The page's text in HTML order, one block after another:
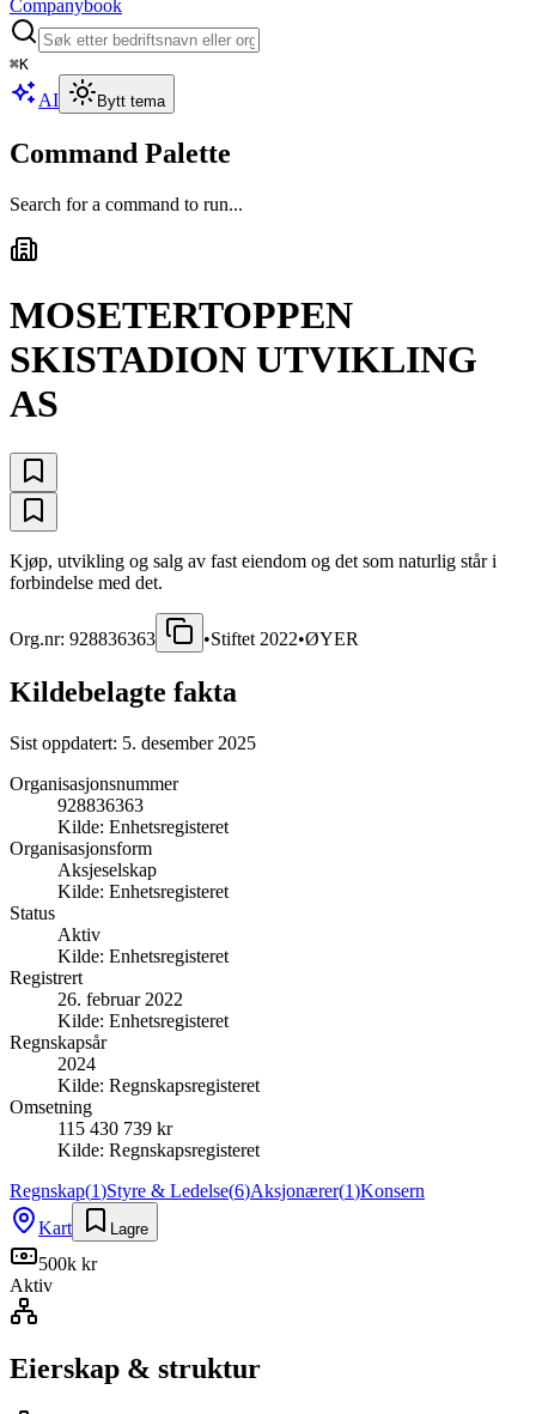
Companybook
⌘K
AI Bytt tema
Command Palette
Search for a command to run...
MOSETERTOPPEN
SKISTADION UTVIKLING
AS
Kjøp, utvikling og salg av fast eiendom og det som naturlig står i
forbindelse med det.
Org.nr: 928836363 •Stiftet 2022•ØYER
Kildebelagte fakta
Sist oppdatert: 5. desember 2025
Organisasjonsnummer
928836363
Kilde: Enhetsregisteret
Organisasjonsform
Aksjeselskap
Kilde: Enhetsregisteret
Status
Aktiv
Kilde: Enhetsregisteret
Registrert
26. februar 2022
Kilde: Enhetsregisteret
Regnskapsår
2024
Kilde: Regnskapsregisteret
Omsetning
115 430 739 kr
Kilde: Regnskapsregisteret
Regnskap(1)Styre & Ledelse(6)Aksjonærer(1)Konsern
Kart
Lagre
500k kr
Aktiv
Eierskap & struktur